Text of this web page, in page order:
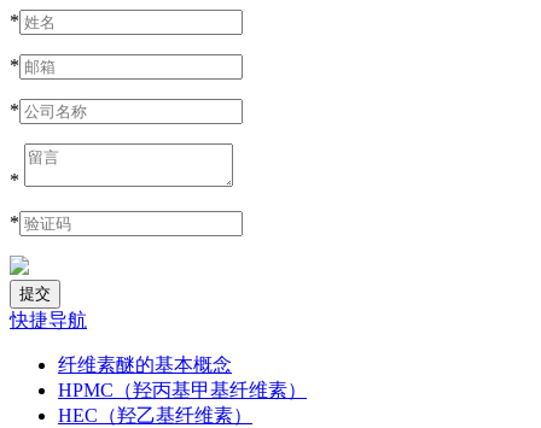
*
*
*
*
*
快捷导航
纤维素醚的基本概念
HPMC（羟丙基甲基纤维素）
HEC（羟乙基纤维素）